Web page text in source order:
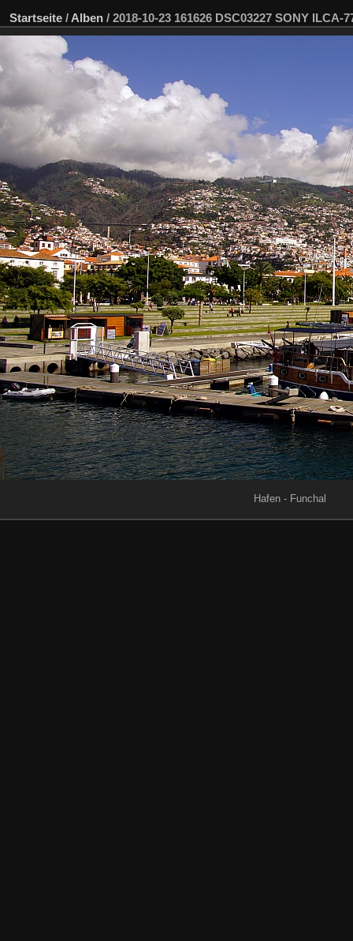
Startseite / Alben / 2018-10-23 161626 DSC03227 SONY ILCA-
Hafen - Funchal